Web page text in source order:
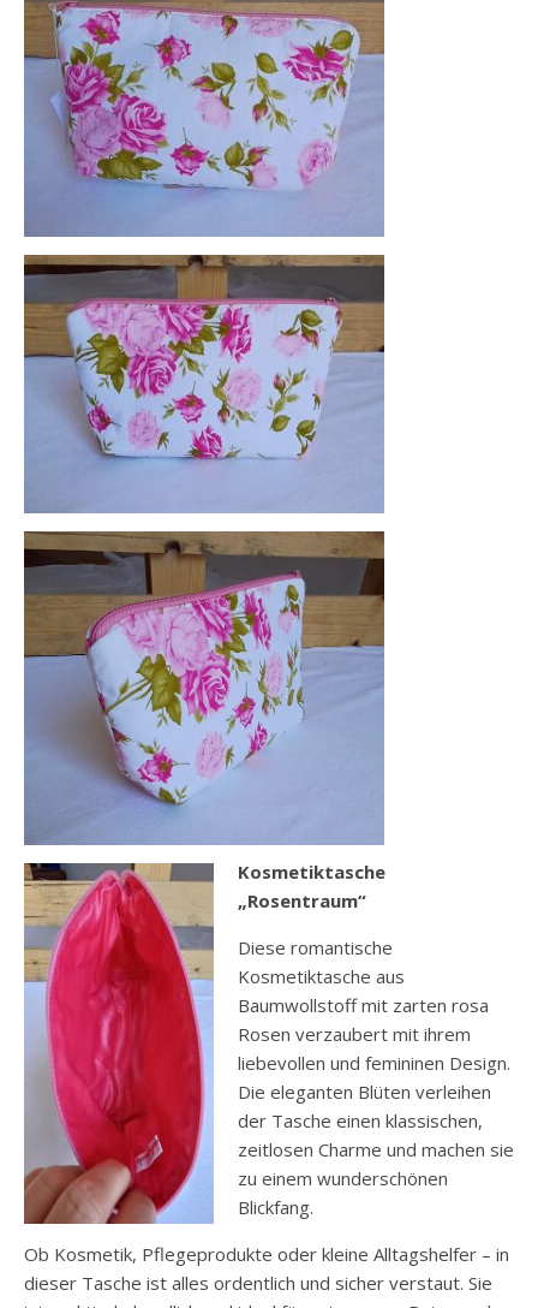
Kosmetiktasche
„Rosentraum“
Diese romantische
Kosmetiktasche aus
Baumwollstoff mit zarten rosa
Rosen verzaubert mit ihrem
liebevollen und femininen Design.
Die eleganten Blüten verleihen
der Tasche einen klassischen,
zeitlosen Charme und machen sie
zu einem wunderschönen
Blickfang.
Ob Kosmetik, Pflegeprodukte oder kleine Alltagshelfer – in
dieser Tasche ist alles ordentlich und sicher verstaut. Sie